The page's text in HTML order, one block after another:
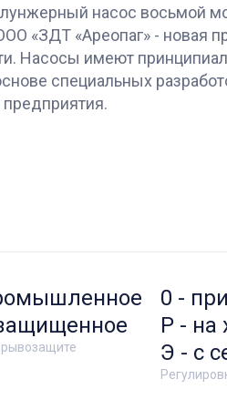
насос восьмой
«ЗДТ «Ареопаг» - новая
Насосы имеют
специальных
0 -
Р - на
Э - с